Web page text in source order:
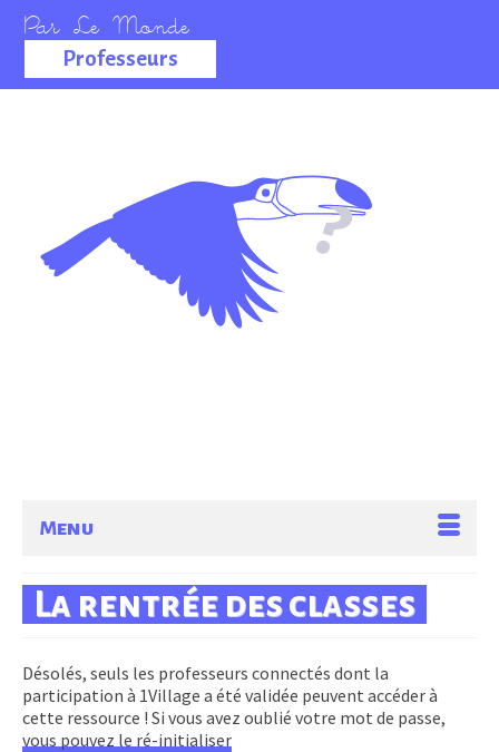
Professeurs
La salle des
professeurs
Menu
La rentrée des classes
Désolés, seuls les professeurs connectés dont la
participation à 1Village a été validée peuvent accéder à
cette ressource ! Si vous avez oublié votre mot de passe,
vous pouvez le ré-initialiser